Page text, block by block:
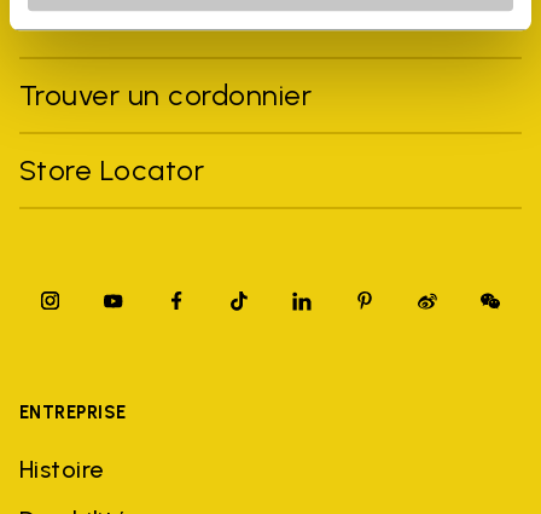
E-SHOP
Trouver un cordonnier
Store Locator
ENTREPRISE
Histoire